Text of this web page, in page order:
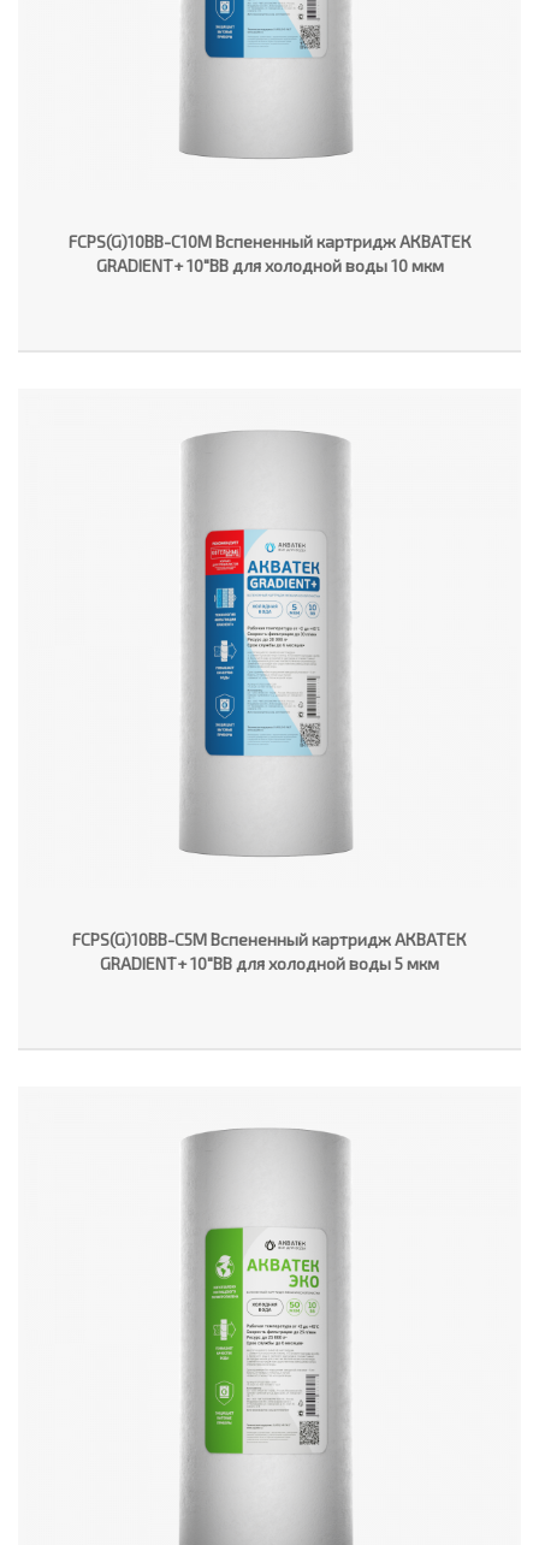
FCPS(G)10BB-C10M Вспененный картридж АКВАТЕК
GRADIENT+ 10"ВВ для холодной воды 10 мкм
FCPS(G)10BB-C5M Вспененный картридж АКВАТЕК
GRADIENT+ 10"ВВ для холодной воды 5 мкм